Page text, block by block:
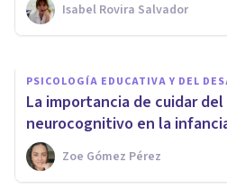
Isabel Rovira Salvador
Mario Arrimada
PSICOLOGÍA EDUCATIVA Y DEL
La importancia de cuidar
neurocognitivo en la
Zoe Gómez Pérez